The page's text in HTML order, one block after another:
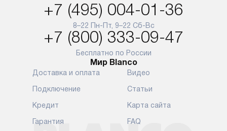
+7 (495) 004-01-36
8–22 Пн-Пт, 9–22 Сб-Вс
+7 (800) 333-09-47
Бесплатно по России
Мир Blanco
Доставка и оплата
Подключение
Кредит
Гарантия
Видео
Статьи
Карта сайта
FAQ